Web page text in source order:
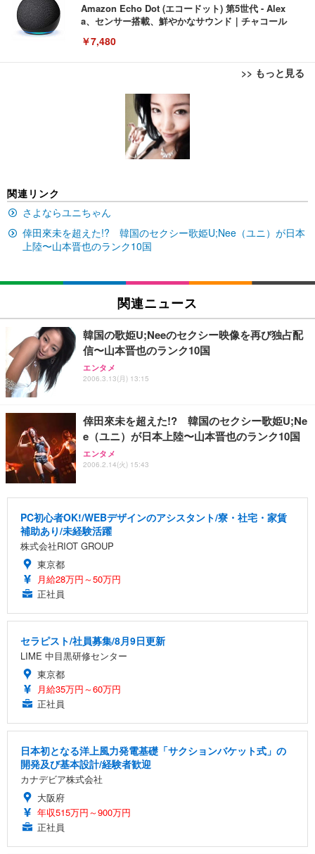
Amazon Echo Dot (エコードット) 第5世代 - Alex
a、センサー搭載、鮮やかなサウンド｜チャコール
￥7,480
>> もっと見る
[EdoErgo] オフィスチェア 椅子 テレワーク 疲れな
い 跳ね上げ式アームレスト コンパクト 約105度ロッ
キング pc 事務椅子 360度回転 座面昇降 強化ナイロ
ン樹脂ベース 通気性メッシュ 在宅ワーク H-WY01
(黒網+黒枠+黒足)
ュチェア 人間工学 疲れない ブラック
￥27,999
ワーク チェア 強化バックレスト 30度ロッキング機
レスト 3Dヘッドレスト ハンガー付き 高反発クッシ
ョン PCチェア 通気性メッシュ ゲーミング/勉強/事
務用 おしゃれ パソコンチェア (ブラック)
Sezlife オフィスチェア デスクチェア 疲れない テレ
ワーク チェア 強化バックレスト 30度ロッキング機
能 人間工学 椅子 腰サポート 90度跳ね上げ式アーム
レスト 3Dヘッドレスト ハンガー付き 高反発クッシ
ANDWINT オフィスチェア デスクチェア 肘なし メ
ッシュ 通気性 ランバーサポート付き 腰サポート ガ
ス圧無段階昇降 360度回転 キャスター付き コンパク
ト 幅52×奥行58.5×高さ84～96cm テレワーク 在宅
EIZO ビジネス向けプレミアムモニター | FlexScan
EV3240X-WT | 31.5型4K UHD・USB Type-C・ホワ
イト
￥109,572
フック付き（CFI-ZDM1J）
￥49,979
【整備済み品】Dell E2724HS 27インチ 液晶モニタ
ー フルHD（1920×1080）VA 非光沢 HDMI/DisplayP
ort/VGA スピーカー内蔵 高さ調整 スイベル VESA対
応 ComfortView ビジネス向け
【MiniLED/24.5inch/280Hz/FHD】GRAPHT THE S
HOOTER Gaming Monitor 24” Essential ゲーミン
グモニター QD 24.5インチ 1ms FHD 量子ドット 残
像低減 (3年保証 | 輝点保証 | 日本メーカー)
Amazonベーシック ペットシーツ 薄型 レギュラー 1
回使い捨て 無香料 ホワイト 300枚
x2袋(84枚) ホワイト(吸収面:ライトブルー)
￥3,234
り 単品
Smart Basic(スマートベーシック) 【Amazon.co.jp
限定】 Smart Basic アイリスオーヤマ ペットシーツ
超厚型 お徳用 ワイド 100枚入 (x 1) (ケース販売)
アイリスオーヤマ ペットシーツ 超厚型 お徳用 レギ
ュラー 200枚入【Amazon.co.jp限定】
￥3,731
関連リンク
さよならユニちゃん
倖田來未を超えた!? 韓国のセクシー歌姫U;Nee（ユニ）が日本
上陸〜山本晋也のランク10国
関連ニュース
韓国の歌姫U;Neeのセクシー映像を再び独占配
信〜山本晋也のランク10国
エンタメ
2006.3.13(月) 13:15
倖田來未を超えた!? 韓国のセクシー歌姫U;Ne
e（ユニ）が日本上陸〜山本晋也のランク10国
エンタメ
2006.2.14(火) 15:43
PC初心者OK!/WEBデザインのアシスタント/寮・社宅・家賃
補助あり/未経験活躍
株式会社RIOT GROUP
東京都
月給28万円～50万円
正社員
セラピスト/社員募集/8月9日更新
LIME 中目黒研修センター
東京都
月給35万円～60万円
正社員
日本初となる洋上風力発電基礎「サクションバケット式」の
開発及び基本設計/経験者歓迎
カナデビア株式会社
大阪府
年収515万円～900万円
正社員